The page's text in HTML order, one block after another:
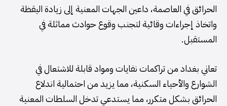
الحرائق في العاصمة، داعين الجهات المعنية إلى زيادة اليقظة
واتخاذ إجراءات وقائية لتجنب وقوع حوادث مماثلة في
المستقبل.
تعاني بغداد من تراكمات نفايات ومواد قابلة للاشتعال في
الشوارع والأحياء السكنية، مما يزيد من احتمالية اندلاع
الحرائق بشكل متكرر، مما يستدعي تدخل السلطات المعنية